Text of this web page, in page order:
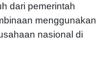
dari pemerintah
menggunakan
nasional di